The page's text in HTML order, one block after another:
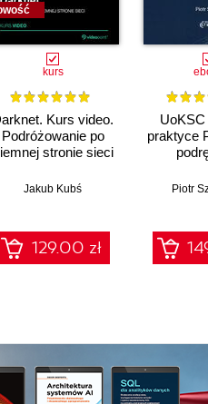
kurs
Kurs video.
Podróżowanie po
stronie sieci
Jakub Kubś
129.00 zł
praktyce
Piotr